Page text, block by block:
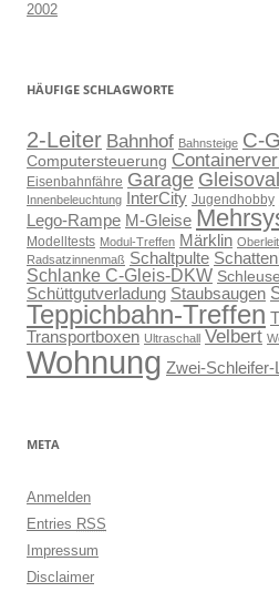
2002
HÄUFIGE SCHLAGWORTE
2-Leiter Bahnhof Bahnsteige C-
Computersteuerung
Eisenbahnfähre Garage Gleisoval
Innenbeleuchtung InterCity Jugendhobby
Lego-Rampe M-Gleise
Modelltests Modul-Treffen Märklin
Radsatzinnenmaß Schaltpulte
Schlanke C-Gleis-DKW
Schüttgutverladung Staubsaugen
Teppichbahn-Treffen
Transportboxen Ultraschall Velbert
Wohnung Zwei-Schleifer-
META
Anmelden
Entries RSS
Impressum
Disclaimer